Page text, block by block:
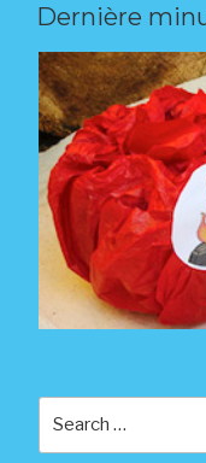
Dernière
Search
for: